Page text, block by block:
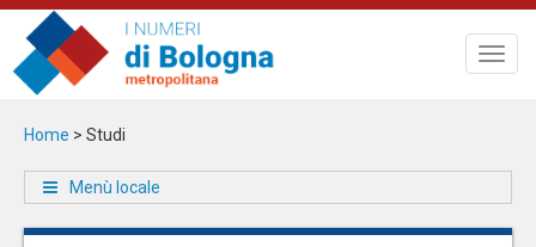
Salta
contenuto
principale
Home > Studi
Menù locale